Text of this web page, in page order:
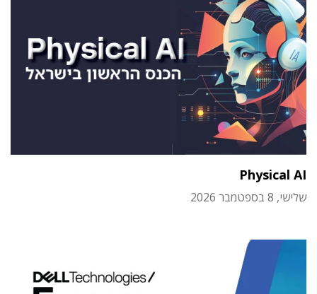
Physical AI
שלישי, 8 בספטמבר 2026